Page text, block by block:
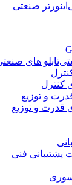
اینورتر صنعتی
تابلو های صنعتی
و توزیع
پشتیبانی فنی